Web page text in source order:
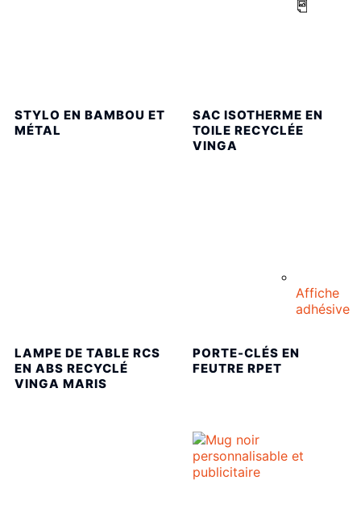
Affiche
adhésive
STYLO EN BAMBOU ET
MÉTAL
SAC ISOTHERME EN
TOILE RECYCLÉE
VINGA
LAMPE DE TABLE RCS
EN ABS RECYCLÉ
VINGA MARIS
PORTE-CLÉS EN
FEUTRE RPET